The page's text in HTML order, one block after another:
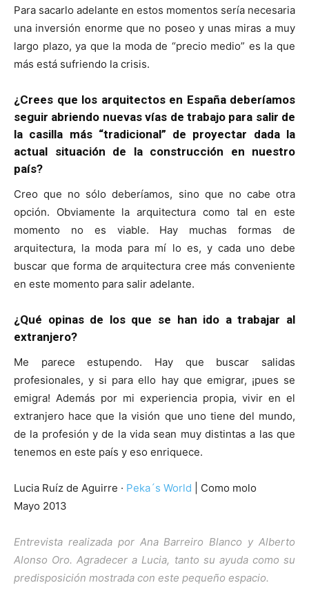
Para sacarlo adelante en estos momentos sería necesaria
una inversión enorme que no poseo y unas miras a muy
largo plazo, ya que la moda de “precio medio” es la que
más está sufriendo la crisis.
¿Crees que los arquitectos en España deberíamos
seguir abriendo nuevas vías de trabajo para salir de
la casilla más “tradicional” de proyectar dada la
actual situación de la construcción en nuestro
país?
Creo que no sólo deberíamos, sino que no cabe otra
opción. Obviamente la arquitectura como tal en este
momento no es viable. Hay muchas formas de
arquitectura, la moda para mí lo es, y cada uno debe
buscar que forma de arquitectura cree más conveniente
en este momento para salir adelante.
¿Qué opinas de los que se han ido a trabajar al
extranjero?
Me parece estupendo. Hay que buscar salidas
profesionales, y si para ello hay que emigrar, ¡pues se
emigra! Además por mi experiencia propia, vivir en el
extranjero hace que la visión que uno tiene del mundo,
de la profesión y de la vida sean muy distintas a las que
tenemos en este país y eso enriquece.
Lucia Ruíz de Aguirre · Peka´s World | Como molo
Mayo 2013
Entrevista realizada por Ana Barreiro Blanco y Alberto
Alonso Oro. Agradecer a Lucia, tanto su ayuda como su
predisposición mostrada con este pequeño espacio.